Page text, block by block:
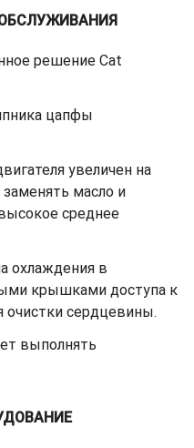
решение Cat
цапфы
увеличен на
масло и
среднее
охлаждения в
крышками доступа к
очистки сердцевины.
выполнять